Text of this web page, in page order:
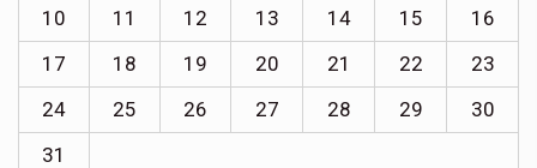
10
11 12 13 14 15
16
17
18 19 20 21 22
23
24
25 26 27 28 29
30
31